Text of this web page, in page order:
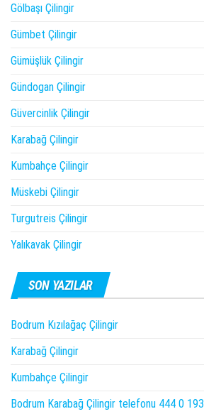
Gölbaşı Çilingir
Gümbet Çilingir
Gümüşlük Çilingir
Gündogan Çilingir
Güvercinlik Çilingir
Karabağ Çilingir
Kumbahçe Çilingir
Müskebi Çilingir
Turgutreis Çilingir
Yalıkavak Çilingir
SON YAZILAR
Bodrum Kızılağaç Çilingir
Karabağ Çilingir
Kumbahçe Çilingir
Bodrum Karabağ Çilingir telefonu 444 0 193